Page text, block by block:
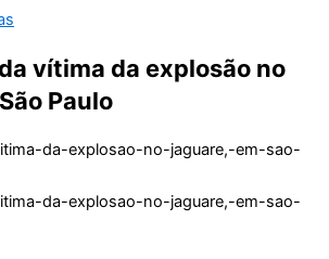
vítima da explosão no
Paulo